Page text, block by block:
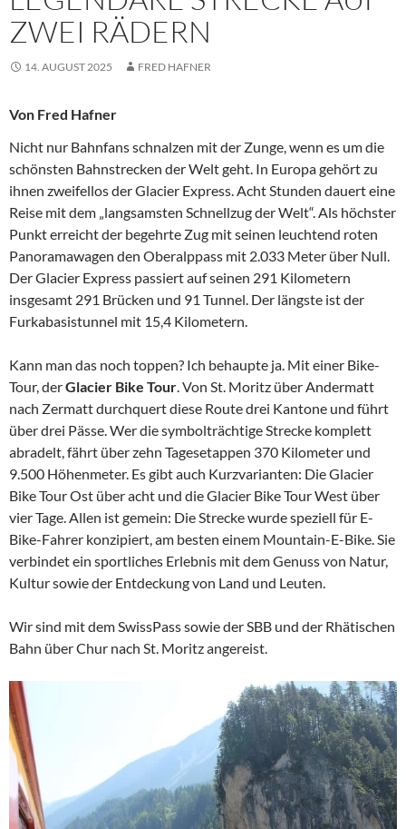
ZWEI RÄDERN
14. AUGUST 2025 FRED HAFNER
Von Fred Hafner
Nicht nur Bahnfans schnalzen mit der Zunge, wenn es um die
schönsten Bahnstrecken der Welt geht. In Europa gehört zu
ihnen zweifellos der Glacier Express. Acht Stunden dauert eine
Reise mit dem „langsamsten Schnellzug der Welt“. Als höchster
Punkt erreicht der begehrte Zug mit seinen leuchtend roten
Panoramawagen den Oberalppass mit 2.033 Meter über Null.
Der Glacier Express passiert auf seinen 291 Kilometern
insgesamt 291 Brücken und 91 Tunnel. Der längste ist der
Furkabasistunnel mit 15,4 Kilometern.
Kann man das noch toppen? Ich behaupte ja. Mit einer Bike-
Tour, derGlacier Bike Tour. Von St. Moritz über Andermatt
nach Zermatt durchquert diese Route drei Kantone und führt
über drei Pässe. Wer die symbolträchtige Strecke komplett
abradelt, fährt über zehn Tagesetappen 370 Kilometer und
9.500 Höhenmeter. Es gibt auch Kurzvarianten: Die Glacier
Bike Tour Ost über acht und die Glacier Bike Tour West über
vier Tage. Allen ist gemein: Die Strecke wurde speziell für E-
Bike-Fahrer konzipiert, am besten einem Mountain-E-Bike. Sie
verbindet ein sportliches Erlebnis mit dem Genuss von Natur,
Kultur sowie der Entdeckung von Land und Leuten.
​Wir sind mit dem SwissPass sowie der SBB und der Rhätischen
Bahn über Chur nach St. Moritz angereist.